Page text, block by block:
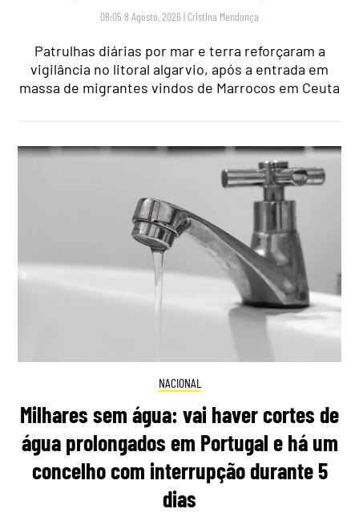
08:05 8 Agosto, 2026 | Cristina Mendonça
Patrulhas diárias por mar e terra reforçaram a
vigilância no litoral algarvio, após a entrada em
massa de migrantes vindos de Marrocos em Ceuta
NACIONAL
Milhares sem água: vai haver cortes de
água prolongados em Portugal e há um
concelho com interrupção durante 5
dias